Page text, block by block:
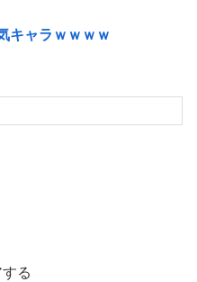
キャラｗｗｗｗ
る